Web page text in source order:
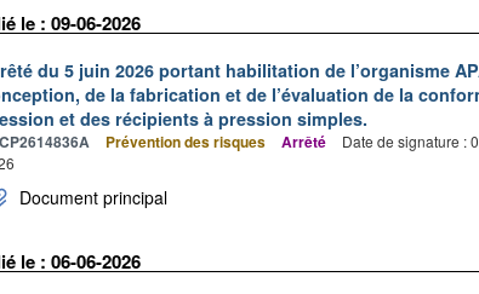
le : 09-06-2026
du 5 juin 2026 portant habilitation de l’organisme
de la fabrication et de l’évaluation de la
et des récipients à pression simples.
Prévention des risques Arrêté Date de signature :
Document principal
le : 06-06-2026